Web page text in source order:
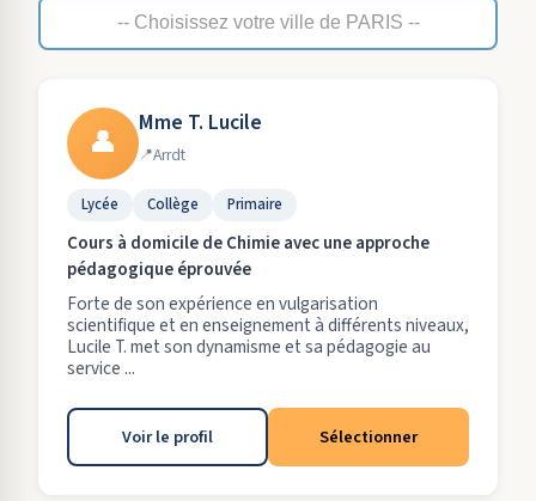
👤 Mme T. Lucile
Arrdt
Lycée Collège Primaire
Cours à domicile de Chimie avec une approche
pédagogique éprouvée
Forte de son expérience en vulgarisation
scientifique et en enseignement à différents niveaux,
Lucile T. met son dynamisme et sa pédagogie au
service ...
Voir le profil Sélectionner